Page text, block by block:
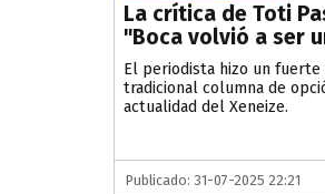
La crítica de Toti
"Boca volvió a ser
El periodista hizo un fuerte
tradicional columna de
actualidad del Xeneize.
Publicado: 31-07-2025 22:21